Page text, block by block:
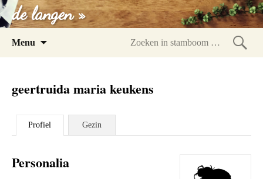
de langen »
Menu
geertruida maria keukens
Profiel Gezin
Personalia